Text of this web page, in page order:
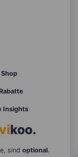
Insights
koo.
sind optional.